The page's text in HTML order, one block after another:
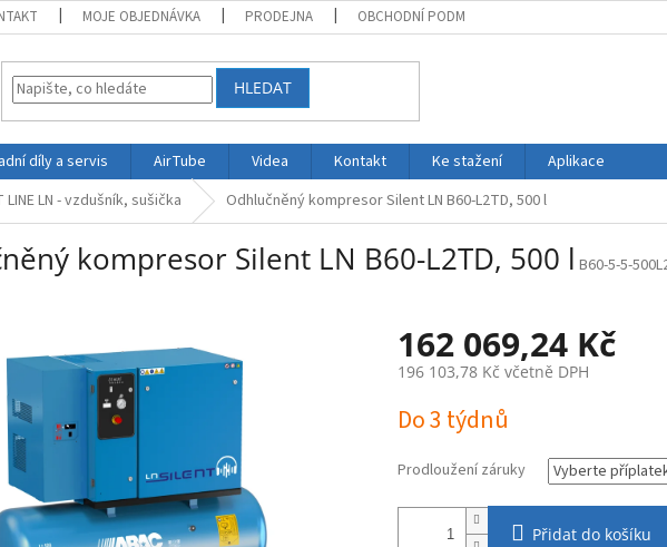
MOJE OBJEDNÁVKA PRODEJNA OBCHODNÍ PODMÍNKY ZÁSADY OCHRANY
HLEDAT
díly a servis AirTube Videa Kontakt Ke stažení Aplikace
LINE LN - vzdušník, sušička Odhlučněný kompresor Silent LN B60-L2TD, 500 l
kompresor Silent LN B60-L2TD, 500 l B60-5-5-
162 069,24 Kč
196 103,78 Kč včetně DPH
cena:
Do 3 týdnů
Prodloužení záruky
Přidat do košíku